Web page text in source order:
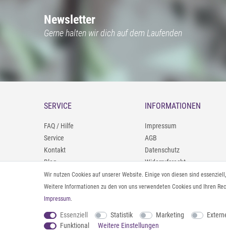
Newsletter
Gerne halten wir dich auf dem Laufenden
SERVICE
FAQ / Hilfe
Service
Kontakt
Blog
09402/9388966
0160/98693481
INFORMATIONEN
Impressum
AGB
Datenschutz
Widerrufsrecht
Zahlung und Versand
Rücksendeinformationen
Vertrag widerrufen
Wir nutzen Cookies auf unserer Website. Einige von diesen sind
Weitere Informationen zu den von uns verwendeten Cookies und Ihren
Impressum.
Essenziell Statistik Marketing
Funktional
Weitere Einstellungen